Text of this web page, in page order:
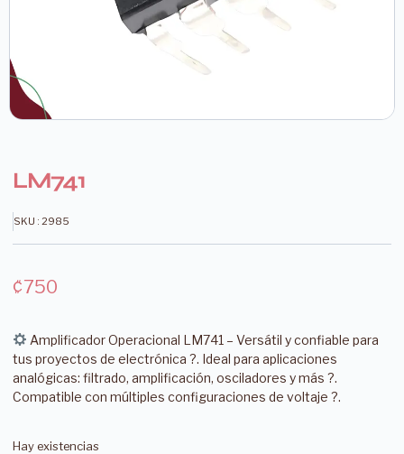
LM741
SKU : 2985
₡750
Amplificador Operacional LM741 – Versátil y confiable para
tus proyectos de electrónica ?. Ideal para aplicaciones
analógicas: filtrado, amplificación, osciladores y más ?.
Compatible con múltiples configuraciones de voltaje ?.
Hay existencias